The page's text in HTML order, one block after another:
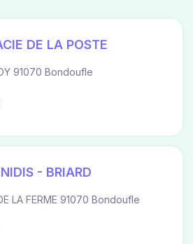
DE LA POSTE
91070 Bondoufle
- BRIARD
LA FERME 91070 Bondoufle